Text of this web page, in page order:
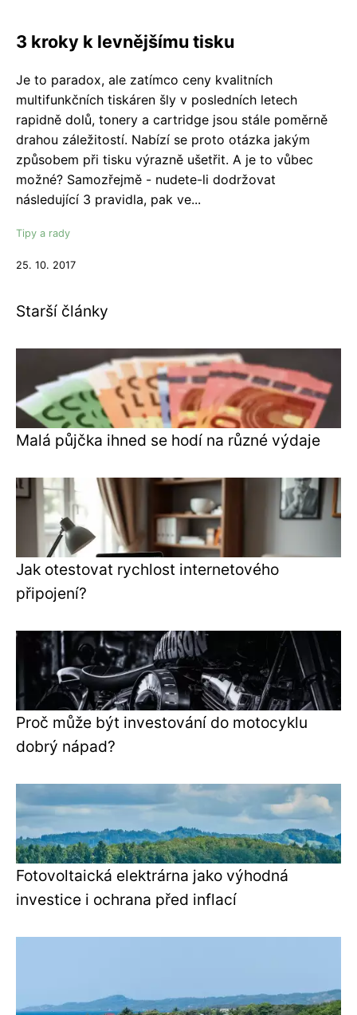
3 kroky k levnějšímu tisku
Je to paradox, ale zatímco ceny kvalitních
multifunkčních tiskáren šly v posledních letech
rapidně dolů, tonery a cartridge jsou stále poměrně
drahou záležitostí. Nabízí se proto otázka jakým
způsobem při tisku výrazně ušetřit. A je to vůbec
možné? Samozřejmě - nudete-li dodržovat
následující 3 pravidla, pak ve...
Tipy a rady
25. 10. 2017
Starší články
Malá půjčka ihned se hodí na různé výdaje
Jak otestovat rychlost internetového
připojení?
Proč může být investování do motocyklu
dobrý nápad?
Fotovoltaická elektrárna jako výhodná
investice i ochrana před inflací